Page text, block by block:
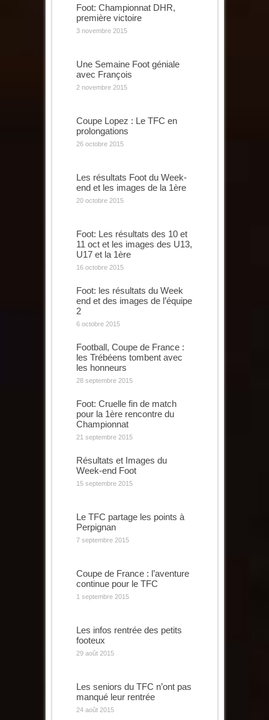
Foot: Championnat DHR,
première victoire
3 novembre 2015
Une Semaine Foot géniale
avec François
2 novembre 2015
Coupe Lopez : Le TFC en
prolongations
26 octobre 2015
Les résultats Foot du Week-
end et les images de la 1ère
20 octobre 2015
Foot: Les résultats des 10 et
11 oct et les images des U13,
U17 et la 1ère
16 octobre 2015
Foot: les résultats du Week
end et des images de l’équipe
2
6 octobre 2015
Football, Coupe de France :
les Trébéens tombent avec
les honneurs
28 septembre 2015
Foot: Cruelle fin de match
pour la 1ère rencontre du
Championnat
21 septembre 2015
Résultats et Images du
Week-end Foot
15 septembre 2015
Le TFC partage les points à
Perpignan
7 septembre 2015
Coupe de France : l’aventure
continue pour le TFC
1 septembre 2015
Les infos rentrée des petits
footeux
29 août 2015
Les seniors du TFC n’ont pas
manqué leur rentrée
24 août 2015